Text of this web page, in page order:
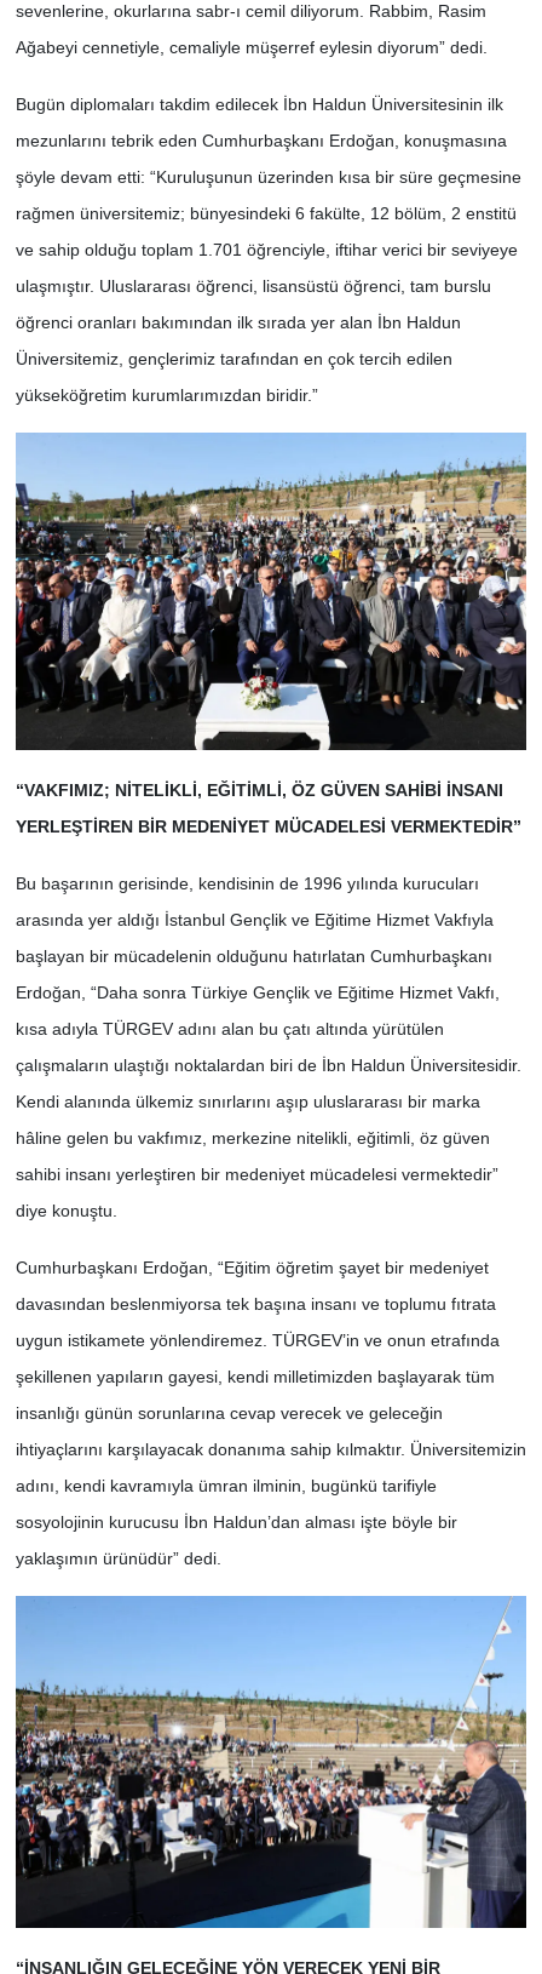
sevenlerine, okurlarına sabr-ı cemil diliyorum. Rabbim, Rasim
Ağabeyi cennetiyle, cemaliyle müşerref eylesin diyorum” dedi.
Bugün diplomaları takdim edilecek İbn Haldun Üniversitesinin ilk
mezunlarını tebrik eden Cumhurbaşkanı Erdoğan, konuşmasına
şöyle devam etti: “Kuruluşunun üzerinden kısa bir süre geçmesine
rağmen üniversitemiz; bünyesindeki 6 fakülte, 12 bölüm, 2 enstitü
ve sahip olduğu toplam 1.701 öğrenciyle, iftihar verici bir seviyeye
ulaşmıştır. Uluslararası öğrenci, lisansüstü öğrenci, tam burslu
öğrenci oranları bakımından ilk sırada yer alan İbn Haldun
Üniversitemiz, gençlerimiz tarafından en çok tercih edilen
yükseköğretim kurumlarımızdan biridir.”
“VAKFIMIZ; NİTELİKLİ, EĞİTİMLİ, ÖZ GÜVEN SAHİBİ İNSANI
YERLEŞTİREN BİR MEDENİYET MÜCADELESİ VERMEKTEDİR”
Bu başarının gerisinde, kendisinin de 1996 yılında kurucuları
arasında yer aldığı İstanbul Gençlik ve Eğitime Hizmet Vakfıyla
başlayan bir mücadelenin olduğunu hatırlatan Cumhurbaşkanı
Erdoğan, “Daha sonra Türkiye Gençlik ve Eğitime Hizmet Vakfı,
kısa adıyla TÜRGEV adını alan bu çatı altında yürütülen
çalışmaların ulaştığı noktalardan biri de İbn Haldun Üniversitesidir.
Kendi alanında ülkemiz sınırlarını aşıp uluslararası bir marka
hâline gelen bu vakfımız, merkezine nitelikli, eğitimli, öz güven
sahibi insanı yerleştiren bir medeniyet mücadelesi vermektedir”
diye konuştu.
Cumhurbaşkanı Erdoğan, “Eğitim öğretim şayet bir medeniyet
davasından beslenmiyorsa tek başına insanı ve toplumu fıtrata
uygun istikamete yönlendiremez. TÜRGEV’in ve onun etrafında
şekillenen yapıların gayesi, kendi milletimizden başlayarak tüm
insanlığı günün sorunlarına cevap verecek ve geleceğin
ihtiyaçlarını karşılayacak donanıma sahip kılmaktır. Üniversitemizin
adını, kendi kavramıyla ümran ilminin, bugünkü tarifiyle
sosyolojinin kurucusu İbn Haldun’dan alması işte böyle bir
yaklaşımın ürünüdür” dedi.
“İNSANLIĞIN GELECEĞİNE YÖN VERECEK YENİ BİR